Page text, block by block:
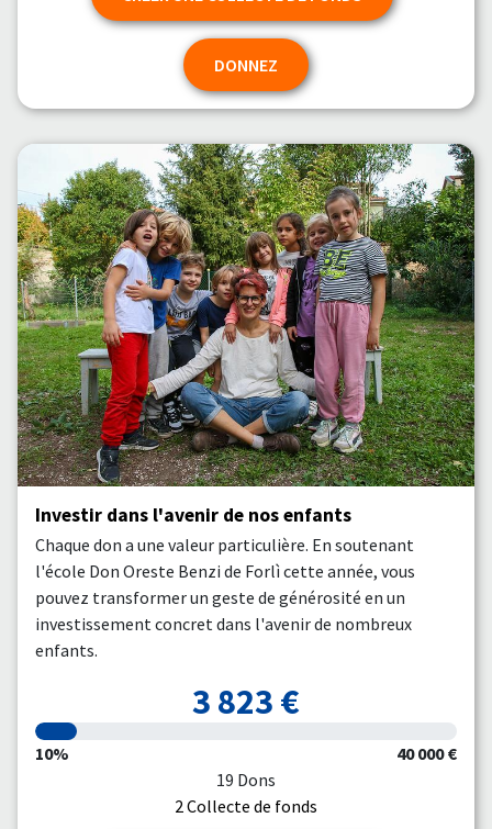
DONNEZ
Investir dans l'avenir de nos enfants
Chaque don a une valeur particulière. En soutenant
l'école Don Oreste Benzi de Forlì cette année, vous
pouvez transformer un geste de générosité en un
investissement concret dans l'avenir de nombreux
enfants.
3 823 €
10%
40 000 €
19 Dons
2 Collecte de fonds